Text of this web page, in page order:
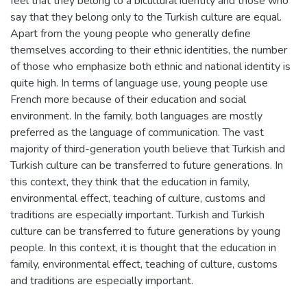
say that they belong only to the Turkish culture are equal.
Apart from the young people who generally define
themselves according to their ethnic identities, the number
of those who emphasize both ethnic and national identity is
quite high. In terms of language use, young people use
French more because of their education and social
environment. In the family, both languages are mostly
preferred as the language of communication. The vast
majority of third-generation youth believe that Turkish and
Turkish culture can be transferred to future generations. In
this context, they think that the education in family,
environmental effect, teaching of culture, customs and
traditions are especially important. Turkish and Turkish
culture can be transferred to future generations by young
people. In this context, it is thought that the education in
family, environmental effect, teaching of culture, customs
and traditions are especially important.